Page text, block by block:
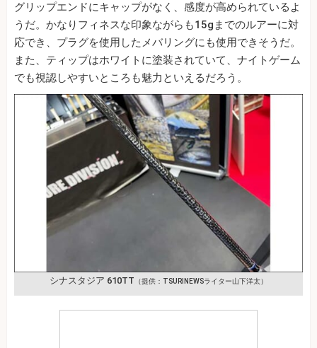
グリップエンドにキャップがなく、感度が高められているよ
うだ。かなりフィネスな印象ながらも15gまでのルアーに対
応でき、プラグを使用したメバリングにも使用できそうだ。
また、ティップはホワイトに塗装されていて、ナイトゲーム
でも視認しやすいところも魅力といえるだろう。
シナスタジア 610TT （提供：TSURINEWSライター山下洋太）